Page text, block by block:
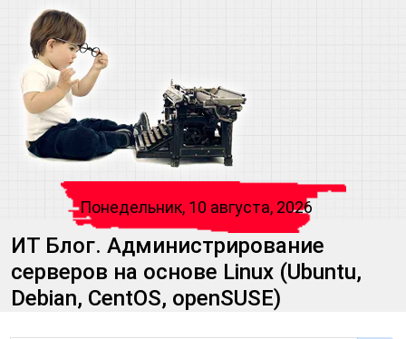
Понедельник, 10 августа, 2026
ИТ Блог. Администрирование
серверов на основе Linux (Ubuntu,
Debian, CentOS, openSUSE)